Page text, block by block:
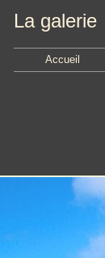
La galerie
Accueil